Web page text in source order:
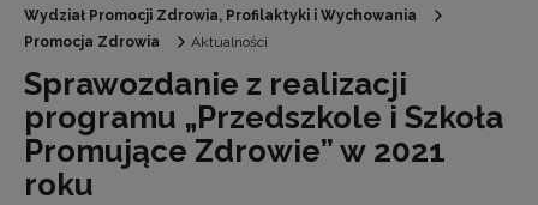
Wydział Promocji Zdrowia, Profilaktyki i Wychowania
Promocja Zdrowia
Aktualności
Sprawozdanie z realizacji
programu „Przedszkole i Szkoła
Promujące Zdrowie” w 2021
roku